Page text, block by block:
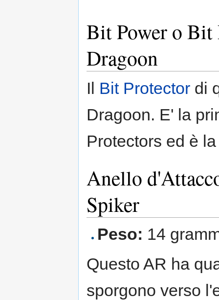
Bit Power o Bit
Dragoon
Il Bit Protector di
Dragoon. E' la
Protectors ed è
Anello
Spiker
Peso: 14
Questo AR ha
sporgono verso